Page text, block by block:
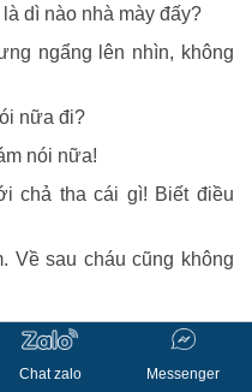
dì nào nhà mày đấy?
ngẩng lên nhìn, không
nữa đi?
nói nữa!
chả tha cái gì! Biết điều
Về sau cháu cũng không
nào được? Nếu mày biết
Chat zalo Messenger